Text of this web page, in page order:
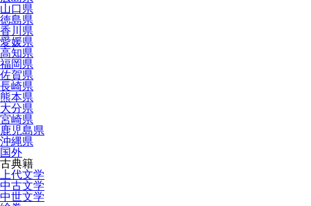
山口県
徳島県
香川県
愛媛県
高知県
福岡県
佐賀県
長崎県
熊本県
大分県
宮崎県
鹿児島県
沖縄県
国外
古典籍
上代文学
中古文学
中世文学